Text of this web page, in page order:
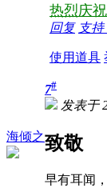
热烈庆
回复 支持
使用道具
海倾之
7#
发表于
致敬
早有耳闻